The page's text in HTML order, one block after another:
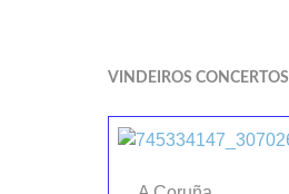
VINDEIROS CONCERTOS